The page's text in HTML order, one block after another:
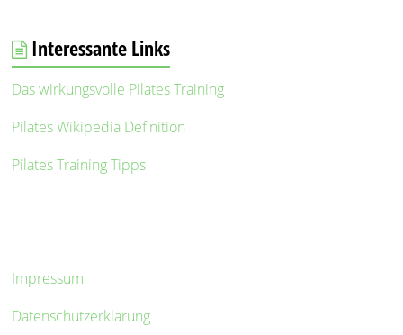
Interessante Links
Das wirkungsvolle Pilates Training
Pilates Wikipedia Definition
Pilates Training Tipps
Impressum
Datenschutzerklärung